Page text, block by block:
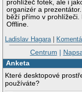
prohlížeč fotek, ale i
organizér a
běží přímo v prohlížeči.
Offline.
Ladislav Hagara|
Centrum |
Anketa
Které desktopové
používáte?